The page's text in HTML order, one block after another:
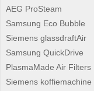
AEG ProSteam
Samsung Eco Bubble
Siemens glassdraftAir
Samsung QuickDrive
PlasmaMade Air Filters
Siemens koffiemachine